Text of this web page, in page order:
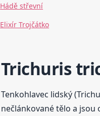
Hádě střevní
Elixír Trojčátko
Trichuris
Tenkohlavec lidský
nečlánkované tělo a jsou